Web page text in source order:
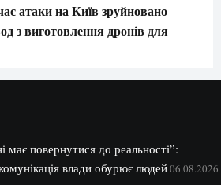
атаки на Київ зруйновано
з виготовлення дронів для
має повернутися до реальності”:
влади обурює людей06.08.2026